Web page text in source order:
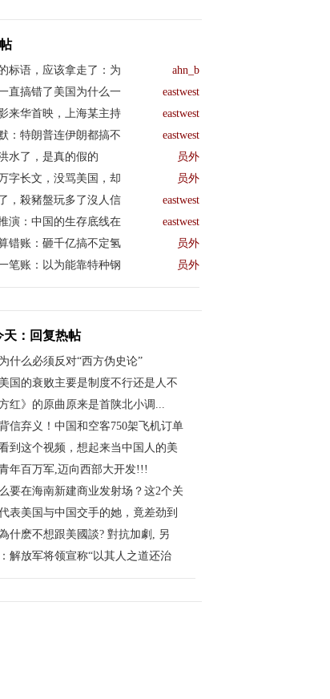
标语，应该拿走了：为 ahn_b
直搞错了美国为什么一 eastwest
来华首映，上海某主持 eastwest
：特朗普连伊朗都搞不 eastwest
水了，是真的假的 员外
字长文，没骂美国，却 员外
，殺豬盤玩多了沒人信 eastwest
演：中国的生存底线在 eastwest
错账：砸千亿搞不定氢 员外
笔账：以为能靠特种钢 员外
天：回复热帖
什么必须反对“西方伪史论”
国的衰败主要是制度不行还是人不
方红》的原曲原来是首陕北小调...
信弃义！中国和空客750架飞机订单
到这个视频，想起来当中国人的美
年百万军,迈向西部大开发!!!
要在海南新建商业发射场？这2个关
表美国与中国交手的她，竟差劲到
什麽不想跟美國談? 對抗加劇, 另
解放军将领宣称“以其人之道还治